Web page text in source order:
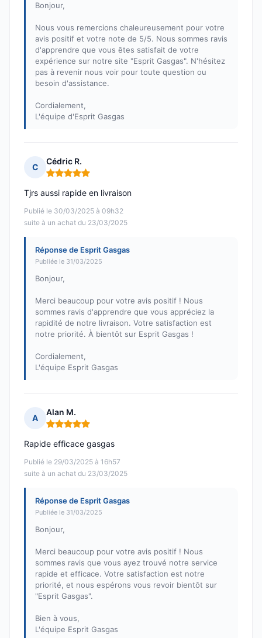
Bonjour,
Nous vous remercions chaleureusement pour votre
avis positif et votre note de 5/5. Nous sommes ravis
d'apprendre que vous êtes satisfait de votre
expérience sur notre site "Esprit Gasgas". N'hésitez
pas à revenir nous voir pour toute question ou
besoin d'assistance.
Cordialement,
L'équipe d'Esprit Gasgas
C
Cédric R.
Note : 5 sur 5
Publié le 30/03/2025 à 09h32
suite à un achat du 23/03/2025
Tjrs aussi rapide en livraison
Réponse de Esprit Gasgas
Publiée le 31/03/2025
Bonjour,
Merci beaucoup pour votre avis positif ! Nous
sommes ravis d'apprendre que vous appréciez la
rapidité de notre livraison. Votre satisfaction est
notre priorité. À bientôt sur Esprit Gasgas !
Cordialement,
L'équipe Esprit Gasgas
A
Alan M.
Note : 5 sur 5
Publié le 29/03/2025 à 16h57
suite à un achat du 23/03/2025
Rapide efficace gasgas
Réponse de Esprit Gasgas
Publiée le 31/03/2025
Bonjour,
Merci beaucoup pour votre avis positif ! Nous
sommes ravis que vous ayez trouvé notre service
rapide et efficace. Votre satisfaction est notre
priorité, et nous espérons vous revoir bientôt sur
"Esprit Gasgas".
Bien à vous,
L'équipe Esprit Gasgas